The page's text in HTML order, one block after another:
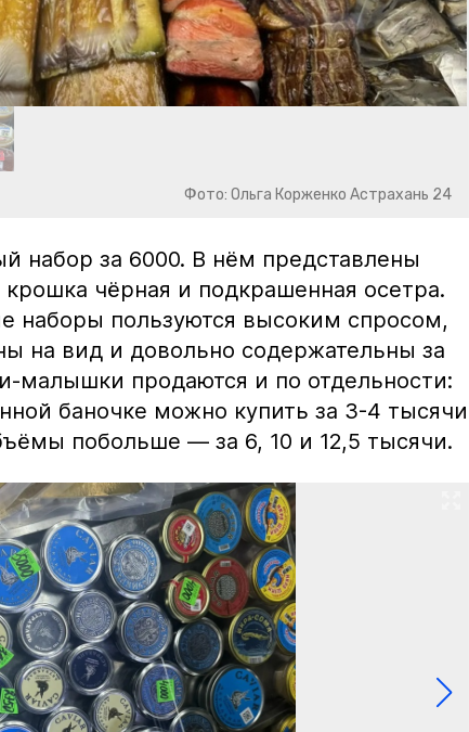
Фото: Ольга Корженко Астрахань 24
набор за 6000. В нём представлены
чёрная и подкрашенная осетра.
наборы пользуются высоким спросом,
на вид и довольно содержательны за
малышки продаются и по отдельности:
баночке можно купить за 3-4 тысячи
побольше — за 6, 10 и 12,5 тысячи.